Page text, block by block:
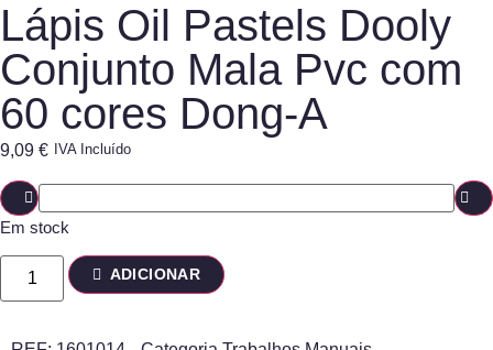
Lápis Oil Pastels Dooly
Conjunto Mala Pvc com
60 cores Dong-A
9,09 € IVA Incluído
Em stock
ADICIONAR